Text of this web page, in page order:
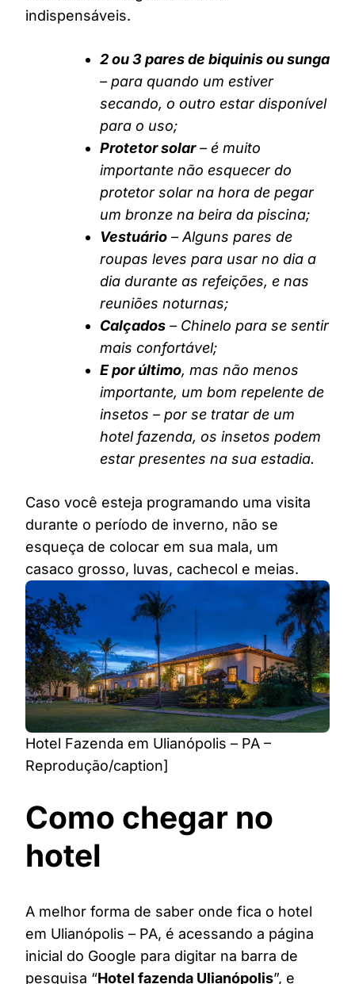
indispensáveis.
2 ou 3 pares de biquinis ou sunga
– para quando um estiver
secando, o outro estar disponível
para o uso;
Protetor solar– é muito
importante não esquecer do
protetor solar na hora de pegar
um bronze na beira da piscina;
Vestuário – Alguns pares de
roupas leves para usar no dia a
dia durante as refeições, e nas
reuniões noturnas;
Calçados – Chinelo para se sentir
mais confortável;
E por último, mas não menos
importante, um bom repelente de
insetos – por se tratar de um
hotel fazenda, os insetos podem
estar presentes na sua estadia.
Caso você esteja programando uma visita
durante o período de inverno, não se
esqueça de colocar em sua mala, um
casaco grosso, luvas, cachecol e meias.
Hotel Fazenda em Ulianópolis – PA –
Reprodução/caption]
Como chegar no
hotel
A melhor forma de saber onde fica o hotel
em Ulianópolis – PA, é acessando a página
inicial do Google para digitar na barra de
pesquisa “Hotel fazenda Ulianópolis”, e